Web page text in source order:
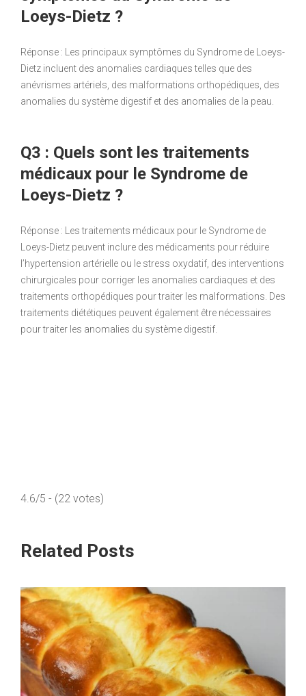
Loeys-Dietz ?
Réponse : Les principaux symptômes du Syndrome de Loeys-
Dietz incluent des anomalies cardiaques telles que des
anévrismes artériels, des malformations orthopédiques, des
anomalies du système digestif et des anomalies de la peau.
Q3 : Quels sont les traitements
médicaux pour le Syndrome de
Loeys-Dietz ?
Réponse : Les traitements médicaux pour le Syndrome de
Loeys-Dietz peuvent inclure des médicaments pour réduire
l’hypertension artérielle ou le stress oxydatif, des interventions
chirurgicales pour corriger les anomalies cardiaques et des
traitements orthopédiques pour traiter les malformations. Des
traitements diététiques peuvent également être nécessaires
pour traiter les anomalies du système digestif.
4.6/5 - (22 votes)
Related Posts